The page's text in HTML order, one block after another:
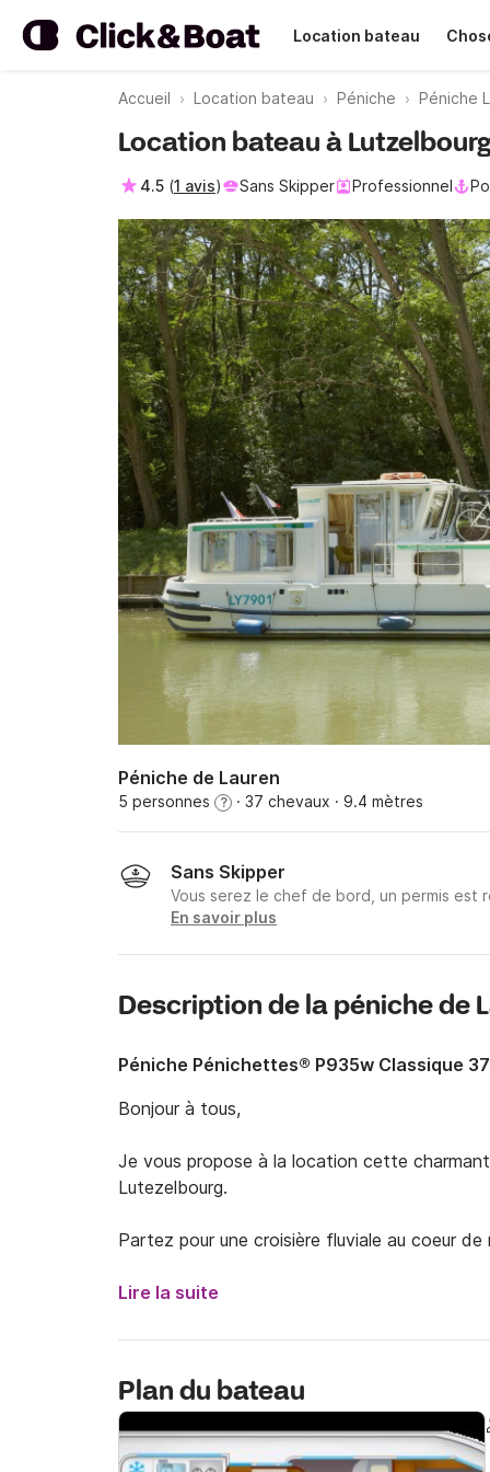
Location bateau
Accueil Location bateau Péniche Péniche
Location bateau à
4.5 (1 avis) Sans Skipper Professionnel
Péniche de Lauren
5 personnes ? · 37 chevaux · 9.4 mètres
Sans Skipper
Vous serez le chef de bord, un permis est
En savoir plus
Description de la péniche de
Péniche Pénichettes® P935w Classique
Bonjour à tous,
Je vous propose à la location cette
Lutezelbourg.
Partez pour une croisière fluviale au coeur
et ses nombreux équipements
Ce bateau sera idéal pour une croisière en
personnes maximum.
Lire la suite
Plan du bateau